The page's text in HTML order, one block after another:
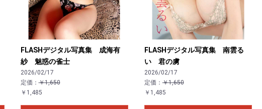
FLASHデジタル写真集 成海有
紗 魅惑の雀士
2026/02/17
定価：￥1,650
￥1,485
FLASHデジタル写真集 南雲る
い 君の虜
2026/02/17
定価：￥1,650
￥1,485